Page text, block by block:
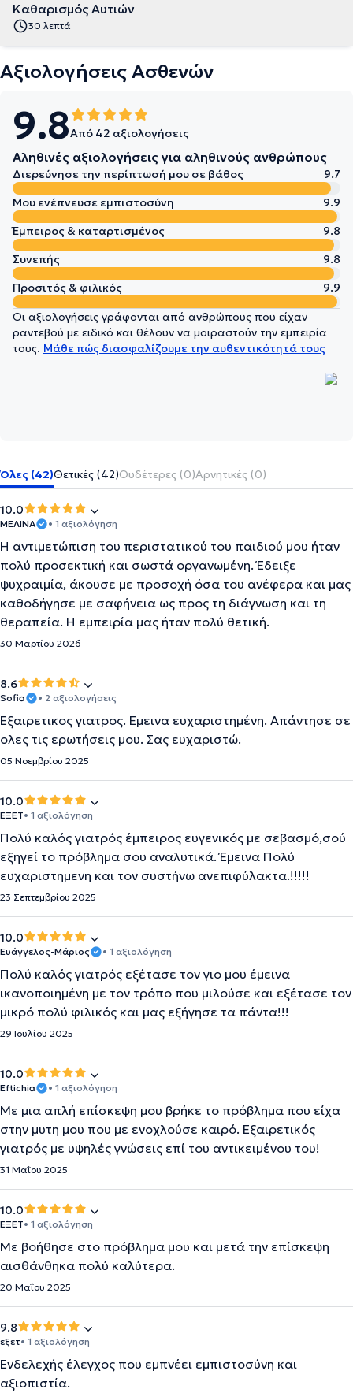
Καθαρισμός Αυτιών
30 λεπτά
Αξιολογήσεις Ασθενών
9.8Από 42 αξιολογήσεις
Αληθινές αξιολογήσεις για αληθινούς ανθρώπους
Διερεύνησε την περίπτωσή μου σε βάθος
9.7
Μου ενέπνευσε εμπιστοσύνη
9.9
Έμπειρος & καταρτισμένος
9.8
Συνεπής
9.8
Προσιτός & φιλικός
9.9
Οι αξιολογήσεις γράφονται από ανθρώπους που είχαν
ραντεβού με ειδικό και θέλουν να μοιραστούν την εμπειρία
τους. Μάθε πώς διασφαλίζουμε την αυθεντικότητά τους
Όλες (42)Θετικές (42)Ουδέτερες (0)Αρνητικές (0)
10.0
ΜΕΛΙΝΑ • 1 αξιολόγηση
Η αντιμετώπιση του περιστατικού του παιδιού μου ήταν
πολύ προσεκτική και σωστά οργανωμένη. Έδειξε
ψυχραιμία, άκουσε με προσοχή όσα του ανέφερα και μας
καθοδήγησε με σαφήνεια ως προς τη διάγνωση και τη
θεραπεία. Η εμπειρία μας ήταν πολύ θετική.
30 Μαρτίου 2026
8.6
Sofia • 2 αξιολογήσεις
Εξαιρετικος γιατρος. Εμεινα ευχαριστημένη. Απάντησε σε
ολες τις ερωτήσεις μου. Σας ευχαριστώ.
05 Νοεμβρίου 2025
10.0
ΕΞΕΤ• 1 αξιολόγηση
Πολύ καλός γιατρός έμπειρος ευγενικός με σεβασμό,σού
εξηγεί το πρόβλημα σου αναλυτικά. Έμεινα Πολύ
ευχαριστημενη και τον συστήνω ανεπιφύλακτα.!!!!!
23 Σεπτεμβρίου 2025
10.0
Ευάγγελος-Μάριος • 1 αξιολόγηση
Πολύ καλός γιατρός εξέτασε τον γιο μου έμεινα
ικανοποιημένη με τον τρόπο που μιλούσε και εξέτασε τον
μικρό πολύ φιλικός και μας εξήγησε τα πάντα!!!
29 Ιουλίου 2025
10.0
Eftichia • 1 αξιολόγηση
Με μια απλή επίσκεψη μου βρήκε το πρόβλημα που είχα
στην μυτη μου που με ενοχλούσε καιρό. Εξαιρετικός
γιατρός με υψηλές γνώσεις επί του αντικειμένου του!
31 Μαΐου 2025
10.0
ΕΞΕΤ• 1 αξιολόγηση
Με βοήθησε στο πρόβλημα μου και μετά την επίσκεψη
αισθάνθηκα πολύ καλύτερα.
20 Μαΐου 2025
9.8
εξετ• 1 αξιολόγηση
Ενδελεχής έλεγχος που εμπνέει εμπιστοσύνη και
αξιοπιστία.